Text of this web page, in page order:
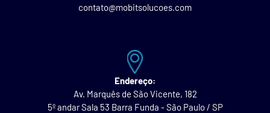
contato@mobitsolucoes.com
Endereço:
Av. Marquês de São Vicente, 182
5º andar Sala 53 Barra Funda - São Paulo / SP